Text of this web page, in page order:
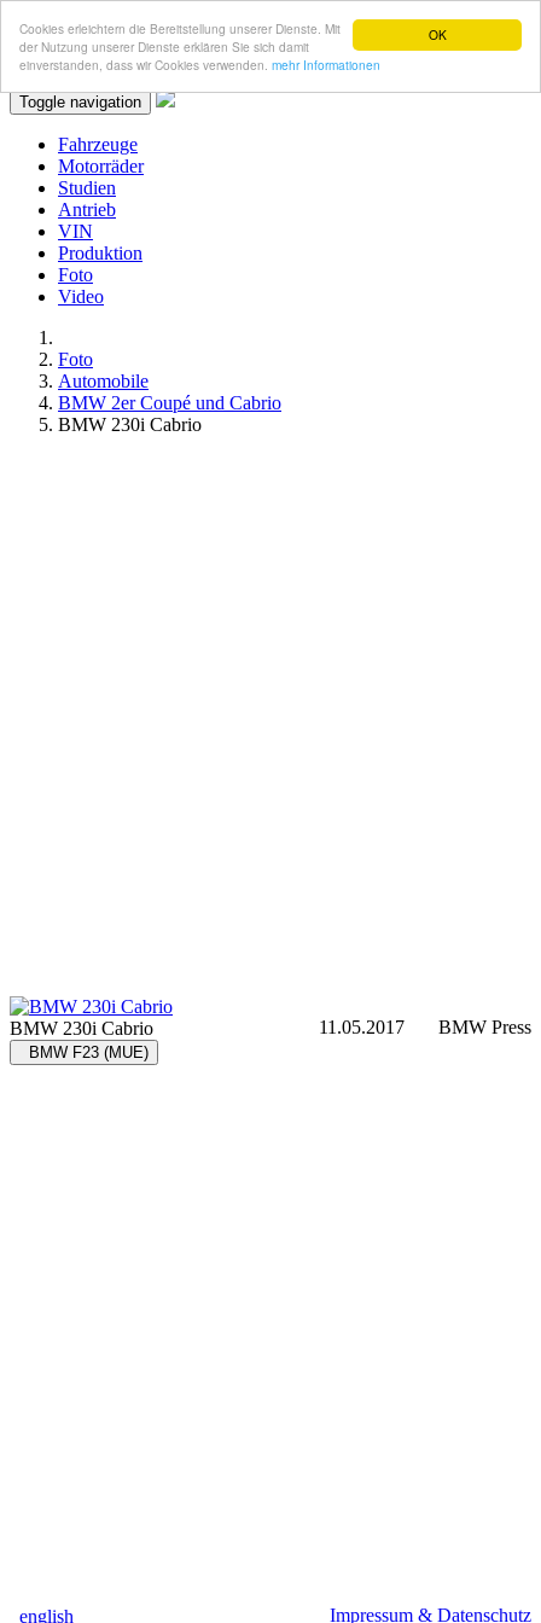
OK
Cookies erleichtern die Bereitstellung unserer Dienste. Mit
der Nutzung unserer Dienste erklären Sie sich damit
einverstanden, dass wir Cookies verwenden. mehr Informationen
Toggle navigation
Fahrzeuge
Motorräder
Studien
Antrieb
VIN
Produktion
Foto
Video
Foto
Automobile
BMW 2er Coupé und Cabrio
BMW 230i Cabrio
BMW 230i Cabrio 11.05.2017 BMW Press
BMW F23 (MUE)
english Impressum & Datenschutz